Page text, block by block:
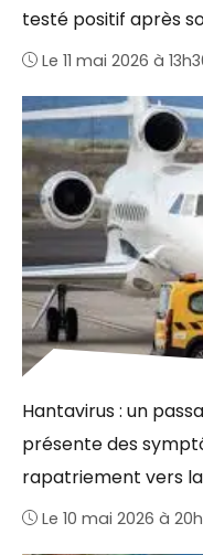
testé positif après
Le 11 mai 2026 à
Hantavirus : un
présente des
rapatriement vers
Le 10 mai 2026 à